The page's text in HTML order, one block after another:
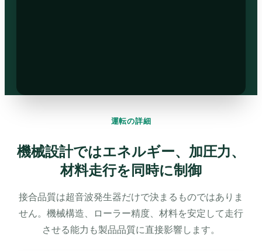
運転の詳細
機械設計ではエネルギー、加圧力、
材料走行を同時に制御
接合品質は超音波発生器だけで決まるものではありま
せん。機械構造、ローラー精度、材料を安定して走行
させる能力も製品品質に直接影響します。